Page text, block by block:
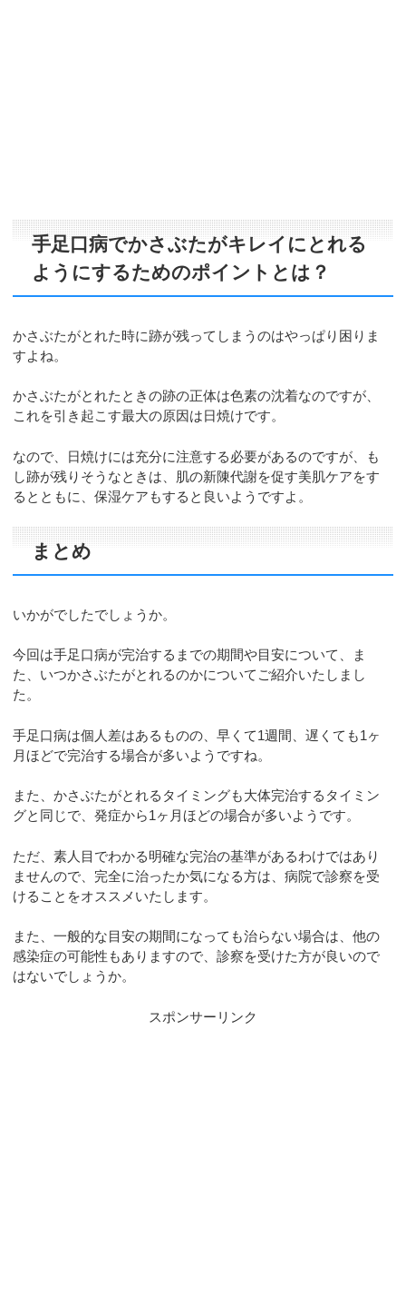
手足口病でかさぶたがキレイにとれる
ようにするためのポイントとは？
かさぶたがとれた時に跡が残ってしまうのはやっぱり困りま
すよね。
かさぶたがとれたときの跡の正体は色素の沈着なのですが、
これを引き起こす最大の原因は日焼けです。
なので、日焼けには充分に注意する必要があるのですが、も
し跡が残りそうなときは、肌の新陳代謝を促す美肌ケアをす
るとともに、保湿ケアもすると良いようですよ。
まとめ
いかがでしたでしょうか。
今回は手足口病が完治するまでの期間や目安について、ま
た、いつかさぶたがとれるのかについてご紹介いたしまし
た。
手足口病は個人差はあるものの、早くて1週間、遅くても1ヶ
月ほどで完治する場合が多いようですね。
また、かさぶたがとれるタイミングも大体完治するタイミン
グと同じで、発症から1ヶ月ほどの場合が多いようです。
ただ、素人目でわかる明確な完治の基準があるわけではあり
ませんので、完全に治ったか気になる方は、病院で診察を受
けることをオススメいたします。
また、一般的な目安の期間になっても治らない場合は、他の
感染症の可能性もありますので、診察を受けた方が良いので
はないでしょうか。
スポンサーリンク